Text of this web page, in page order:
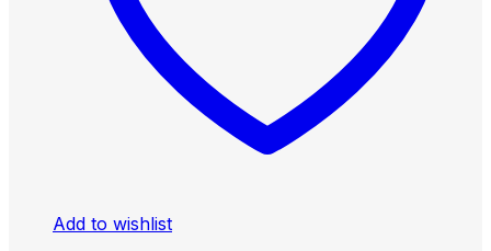
Add to wishlist